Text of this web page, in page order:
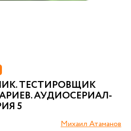
ТЕСТИРОВЩИК
АУДИОСЕРИАЛ-
5
Михаил Атаманов